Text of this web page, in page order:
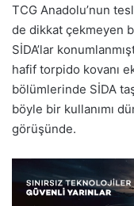
TCG Anadolu’nun
de dikkat çekmeyen
SİDA’lar
hafif torpido kovanı
bölümlerinde SİDA
böyle bir kullanımı
görüşünde.